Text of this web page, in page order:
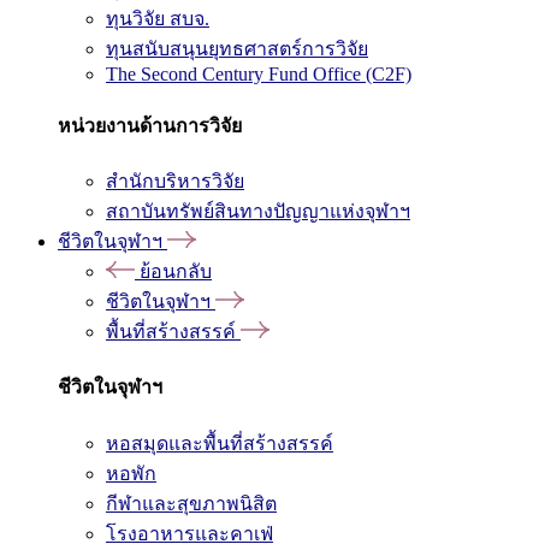
ทุนวิจัย สบจ.
ทุนสนับสนุนยุทธศาสตร์การวิจัย
The Second Century Fund Office (C2F)
หน่วยงานด้านการวิจัย
สำนักบริหารวิจัย
สถาบันทรัพย์สินทางปัญญาแห่งจุฬาฯ
ชีวิตในจุฬาฯ
ย้อนกลับ
ชีวิตในจุฬาฯ
พื้นที่สร้างสรรค์
ชีวิตในจุฬาฯ
หอสมุดและพื้นที่สร้างสรรค์
หอพัก
กีฬาและสุขภาพนิสิต
โรงอาหารและคาเฟ่